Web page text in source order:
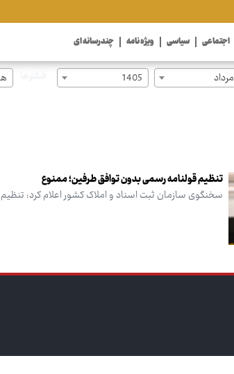
اجتماعی سیاسی ویژه نامه چندرسانه ای
مرداد 1405
تنظیم قولنامه رسمی بدون توافق طرفین؛ ممنوع
سخنگوی سازمان ثبت اسناد و املاک کشور اعلام کرد: